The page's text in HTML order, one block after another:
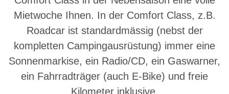
Mietwoche Ihnen. In der Comfort Class, z.B.
Roadcar ist standardmässig (nebst der
kompletten Campingausrüstung) immer eine
Sonnenmarkise, ein Radio/CD, ein Gaswarner,
ein Fahrradträger (auch E-Bike) und freie
Kilometer inklusive.